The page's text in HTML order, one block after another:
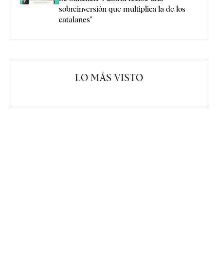
sobreinversión que multiplica la de los
catalanes"
LO MÁS VISTO